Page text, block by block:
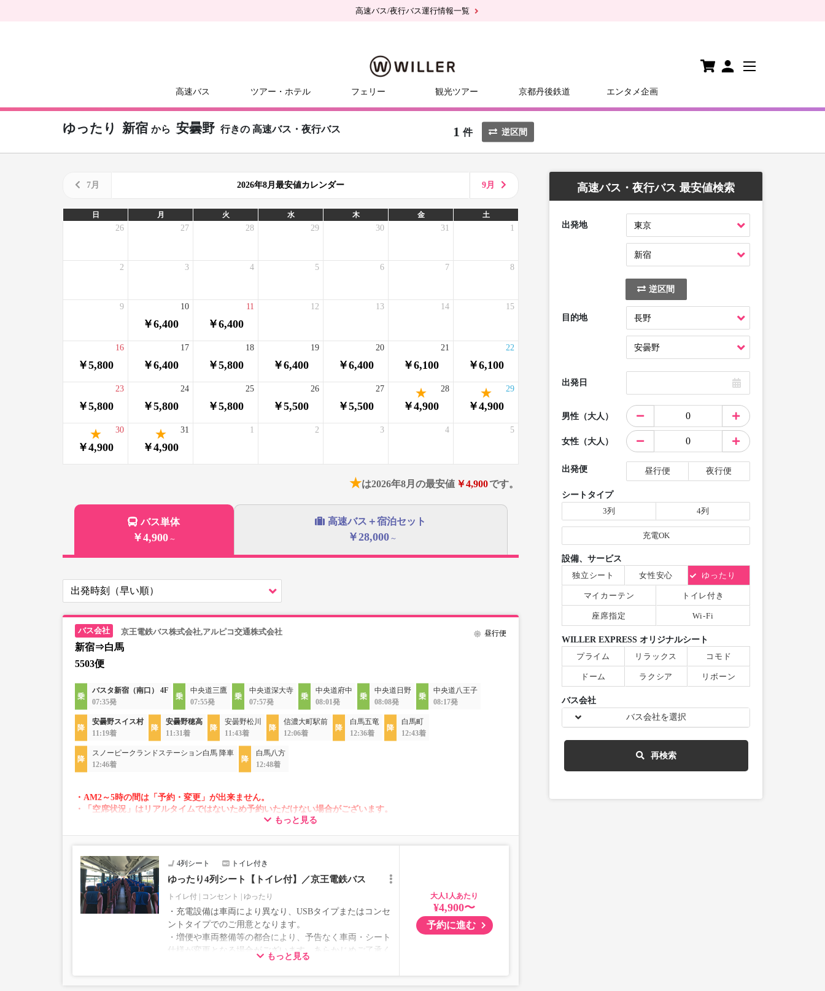
高速バス/夜行バス運行情報一覧
高速バス ツアー・ホテル フェリー 観光ツアー 京都丹後鉄道 エンタメ企画
ゆったり 新宿 から 安曇野 行きの 高速バス・夜行バス 1 件 逆区間
7月 2026年8月最安値カレンダー 9月
日 月 火 水 木 金 土
26 27 28 29 30 31 1
2 3 4 5 6 7 8
9
￥6,400
10
￥6,400
11 12 13 14 15
￥5,800
16
￥6,400
17
￥5,800
18
￥6,400
19
￥6,400
20
￥6,100
21
￥6,100
22
￥5,800
23
￥5,800
24
￥5,800
25
￥5,500
26
￥5,500
27
￥4,900
28
￥4,900
29
￥4,900
30
￥4,900
31 1 2 3 4 5
★は2026年8月の最安値 ￥4,900です。
バス単体
￥4,900 ～
高速バス＋宿泊セット
￥28,000 ～
京王電鉄バス株式会社,アルピコ交通株式会社
新宿⇒白馬
5503便
昼行便
バスタ新宿（南口） 4F
07:35発
中央道三鷹
07:55発
中央道深大寺
07:57発
中央道府中
08:01発
中央道日野
08:08発
中央道八王子
08:17発
安曇野スイス村
11:19着
安曇野穂高
11:31着
安曇野松川
11:43着
信濃大町駅前
12:06着
白馬五竜
12:36着
白馬町
12:43着
スノーピークランドステーション白馬 降車
12:46着
白馬八方
12:48着
・AM2～5時の間は「予約・変更」が出来ません。
・「空席状況」はリアルタイムではないため予約いただけない場合がございます。
・変動運賃採用路線のため購入のタイミングで運賃が変動する場合がございます。
すので、あらかじめご了承ください。
もっと見る
4列シート トイレ付き
ゆったり4列シート【トイレ付】／京王電鉄バス
トイレ付 コンセント ゆったり
・充電設備は車両により異なり、USBタイプまたはコンセ
ントタイプでのご用意となります。
・増便や車両整備等の都合により、予告なく車両・シート
仕様が変更となる場合がございます。あらかじめご了承く
もっと見る
大人
¥4,900〜
予約に進む
高速バス・夜行バス 最安値検索
出発地
逆区間
目的地
出発日
男性（大人）
女性（大人）
出発便 昼行便 夜行便
シートタイプ
3列
4列
充電OK
設備、サービス
独立シート
女性安心 ゆったり
マイカーテン トイレ付き
座席指定 Wi-Fi
WILLER EXPRESS オリジナルシート
プライム
リラックス コモド
ドーム ラクシア リボーン
バス会社
バス会社を選択
再検索